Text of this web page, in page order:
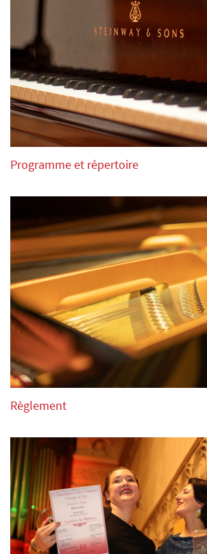
Programme et répertoire
Règlement